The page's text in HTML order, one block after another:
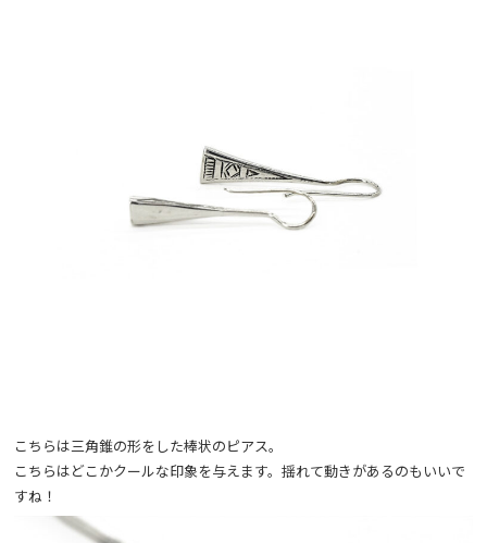
こちらは三角錐の形をした棒状のピアス。
こちらはどこかクールな印象を与えます。揺れて動きがあるのもいいで
すね！